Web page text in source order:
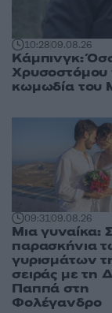
10:2809.08.26
Κάμπινγκ:
Χρυσοστόμου
κωμωδία του
09:3109.08.26
Μια γυναίκα:
παρασκήνια
γυρισμάτων
σειράς με τη
Παππά στη
Φολέγανδρο